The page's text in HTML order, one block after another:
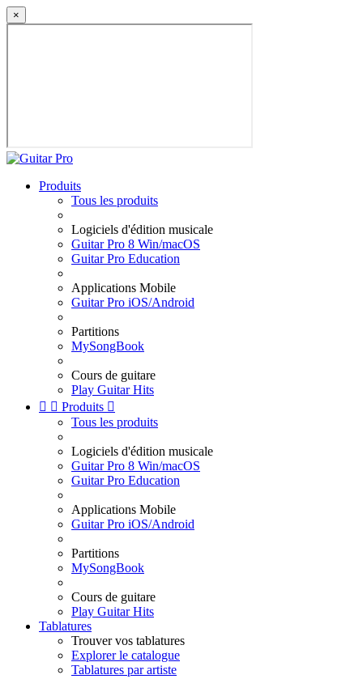
×
Produits
Tous les produits
Logiciels d'édition musicale
Guitar Pro 8 Win/macOS
Guitar Pro Education
Applications Mobile
Guitar Pro iOS/Android
Partitions
MySongBook
Cours de guitare
Play Guitar Hits
  Produits 
Tous les produits
Logiciels d'édition musicale
Guitar Pro 8 Win/macOS
Guitar Pro Education
Applications Mobile
Guitar Pro iOS/Android
Partitions
MySongBook
Cours de guitare
Play Guitar Hits
Tablatures
Trouver vos tablatures
Explorer le catalogue
Tablatures par artiste